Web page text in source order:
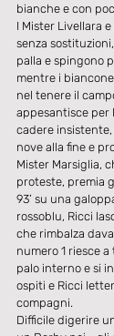
bianche e con
I Mister Livellara
senza
palla e spingono
mentre i
nel tenere il
appesantisce per
cadere
nove alla fine e
Mister Marsiglia,
proteste, premia
93’ su una
rossoblu, Ricci
che rimbalza
numero 1 riesce
palo interno e si
ospiti e Ricci
compagni.
Difficile digerire